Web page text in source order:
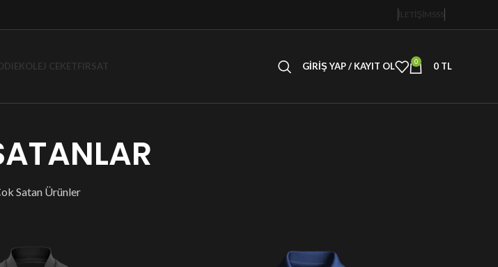
İLETİŞİMSSS
KOLEJ CEKETFIRSAT GIRIŞ YAP / KAYIT OL 0 0 TL
Satan Ürünler